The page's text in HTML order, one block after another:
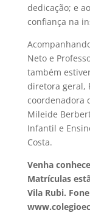
dedicação; e
confiança na
Neto e
também
diretora geral,
coordenadora
Mileide
Infantil e
Costa.
Venha
Matrículas
Vila Rubi.